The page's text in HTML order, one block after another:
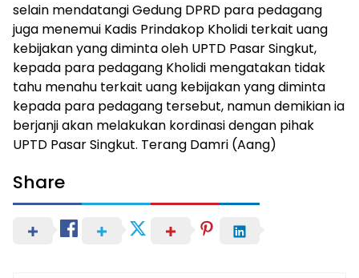
selain mendatangi Gedung DPRD para pedagang
juga menemui Kadis Prindakop Kholidi terkait uang
kebijakan yang diminta oleh UPTD Pasar Singkut,
kepada para pedagang Kholidi mengatakan tidak
tahu menahu terkait uang kebijakan yang diminta
kepada para pedagang tersebut, namun demikian ia
berjanji akan melakukan kordinasi dengan pihak
UPTD Pasar Singkut. Terang Damri (Aang)
Share